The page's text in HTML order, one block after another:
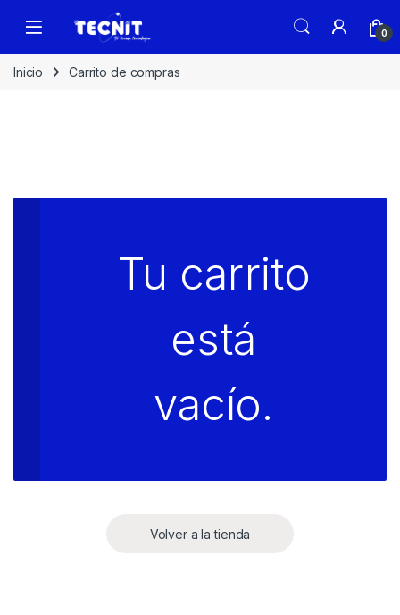
0
Inicio Carrito de compras
Tu carrito
está
vacío.
Volver a la tienda